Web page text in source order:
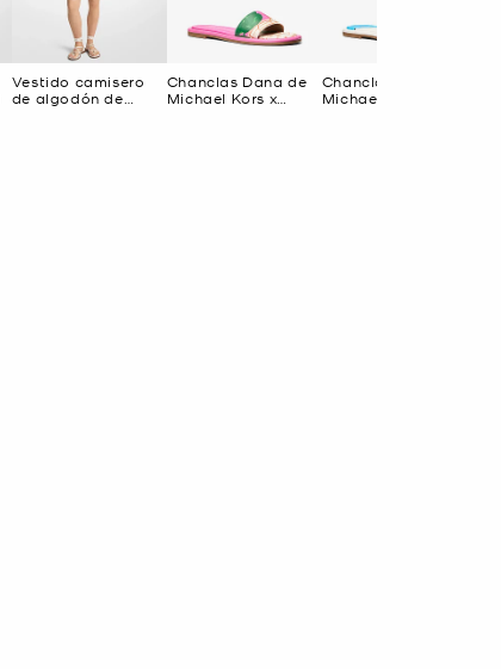
Vestido camisero
de algodón de
Chanclas Dana de
Michael Kors x
Chanclas Dana de
Michael Kors x